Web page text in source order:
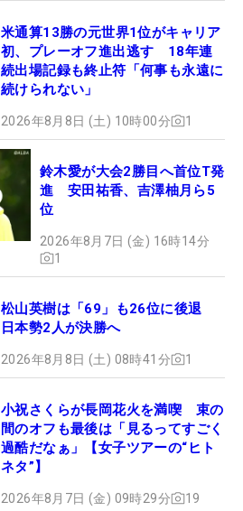
米通算13勝の元世界1位がキャリア
初、プレーオフ進出逃す 18年連
続出場記録も終止符「何事も永遠に
続けられない」
2026年8月8日 (土) 10時00分 1
鈴木愛が大会2勝目へ首位T発
進 安田祐香、吉澤柚月ら5
位
2026年8月7日 (金) 16時14分
1
松山英樹は「69」も26位に後退
日本勢2人が決勝へ
2026年8月8日 (土) 08時41分 1
小祝さくらが長岡花火を満喫 束の
間のオフも最後は「見るってすごく
過酷だなぁ」【女子ツアーの“ヒト
ネタ”】
2026年8月7日 (金) 09時29分 19